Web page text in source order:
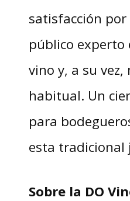
satisfacción por
público experto
vino y, a su vez,
habitual. Un
para
esta tradicional
Sobre la DO